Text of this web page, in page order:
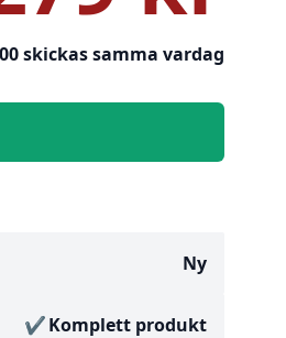
skickas samma vardag
Ny
Komplett produkt